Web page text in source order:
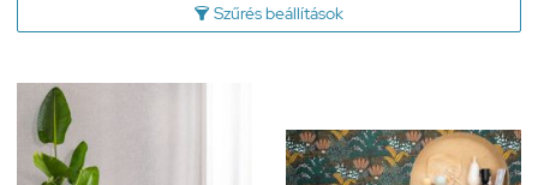
 Szűrés beállítások